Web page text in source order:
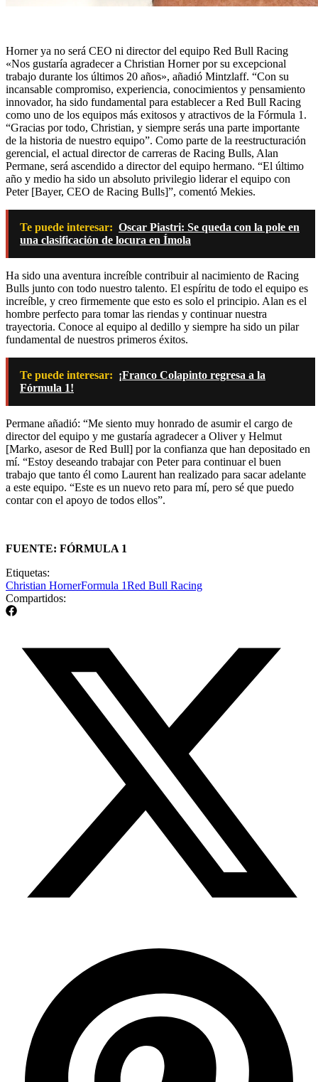
Horner ya no será CEO ni director del equipo Red Bull Racing
«Nos gustaría agradecer a Christian Horner por su excepcional
trabajo durante los últimos 20 años», añadió Mintzlaff. “Con su
incansable compromiso, experiencia, conocimientos y pensamiento
innovador, ha sido fundamental para establecer a Red Bull Racing
como uno de los equipos más exitosos y atractivos de la Fórmula 1.
“Gracias por todo, Christian, y siempre serás una parte importante
de la historia de nuestro equipo”. Como parte de la reestructuración
gerencial, el actual director de carreras de Racing Bulls, Alan
Permane, será ascendido a director del equipo hermano. “El último
año y medio ha sido un absoluto privilegio liderar el equipo con
Peter [Bayer, CEO de Racing Bulls]”, comentó Mekies.
Te puede interesar: Oscar Piastri: Se queda con la pole en
una clasificación de locura en Ímola
Ha sido una aventura increíble contribuir al nacimiento de Racing
Bulls junto con todo nuestro talento. El espíritu de todo el equipo es
increíble, y creo firmemente que esto es solo el principio. Alan es el
hombre perfecto para tomar las riendas y continuar nuestra
trayectoria. Conoce al equipo al dedillo y siempre ha sido un pilar
fundamental de nuestros primeros éxitos.
Te puede interesar: ¡Franco Colapinto regresa a la
Fórmula 1!
Permane añadió: “Me siento muy honrado de asumir el cargo de
director del equipo y me gustaría agradecer a Oliver y Helmut
[Marko, asesor de Red Bull] por la confianza que han depositado en
mí. “Estoy deseando trabajar con Peter para continuar el buen
trabajo que tanto él como Laurent han realizado para sacar adelante
a este equipo. “Este es un nuevo reto para mí, pero sé que puedo
contar con el apoyo de todos ellos”.
FUENTE: FÓRMULA 1
Etiquetas:
Christian HornerFormula 1Red Bull Racing
Compartidos: